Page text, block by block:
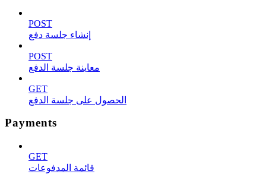
POST
إنشاء جلسة دفع
POST
معاينة جلسة الدفع
GET
الحصول على جلسة الدفع
Payments
GET
قائمة المدفوعات